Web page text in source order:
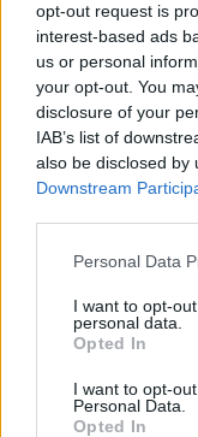
opt-out request is
interest-based ads
us or personal
your opt-out. You
disclosure of your
IAB’s list of
also be disclosed by
Downstream
Personal Data
I want to opt-
personal data.
Opted In
I want to opt-
Personal Data.
Opted In
Así, la XXIV
compromiso
motor de cambio
Para
MUESTRA-DE-